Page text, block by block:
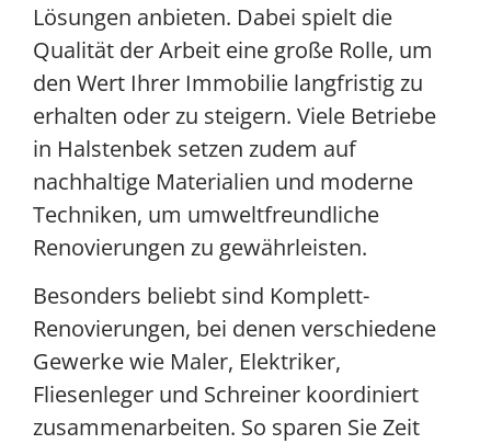
Lösungen anbieten. Dabei spielt die
Qualität der Arbeit eine große Rolle, um
den Wert Ihrer Immobilie langfristig zu
erhalten oder zu steigern. Viele Betriebe
in Halstenbek setzen zudem auf
nachhaltige Materialien und moderne
Techniken, um umweltfreundliche
Renovierungen zu gewährleisten.
Besonders beliebt sind Komplett-
Renovierungen, bei denen verschiedene
Gewerke wie Maler, Elektriker,
Fliesenleger und Schreiner koordiniert
zusammenarbeiten. So sparen Sie Zeit